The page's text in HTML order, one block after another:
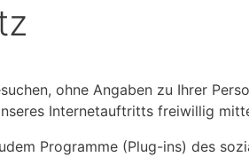
ohne Angaben zu Ihrer
Internetauftritts freiwillig
Programme (Plug-ins) des